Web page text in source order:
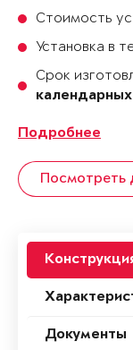
Стоимость
Установка в
Срок
Подробнее
Посмотреть
Документы